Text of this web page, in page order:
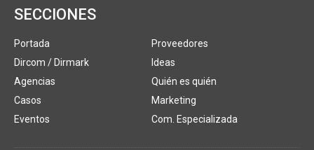
SECCIONES
Portada
Dircom / Dirmark
Agencias
Casos
Eventos
Proveedores
Ideas
Quién es quién
Marketing
Com. Especializada